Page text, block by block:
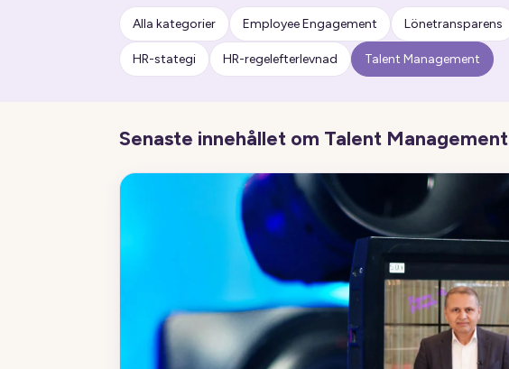
Alla kategorier Employee Engagement Lönetransparens
HR-stategi HR-regelefterlevnad Talent Management
Senaste innehållet om Talent Management